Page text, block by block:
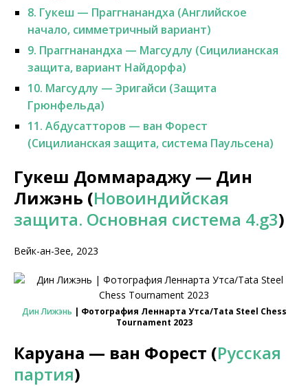
8. Гукеш — Праггнанандха (Английское
начало, симметричный вариант)
9. Праггнанандха — Магсудлу (Сицилианская
защита, вариант Найдорфа)
10. Магсудлу — Эригайси (Защита
Грюнфельда)
11. Абдусатторов — ван Форест
(Сицилианская защита, система Паульсена)
Гукеш Доммараджу — Дин
Лижэнь (Новоиндийская
защита. Основная система 4.g3)
Вейк-ан-Зее, 2023
Дин Лижэнь | Фотография Леннарта Утса/Tata Steel Chess
Tournament 2023
Каруана — ван Форест (Русская
партия)